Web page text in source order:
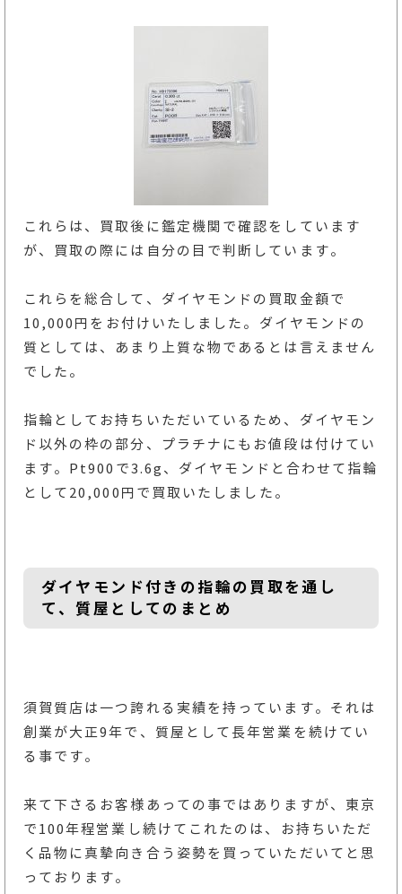
これらは、買取後に鑑定機関で確認をしています
が、買取の際には自分の目で判断しています。
これらを総合して、ダイヤモンドの買取金額で
10,000円をお付けいたしました。ダイヤモンドの
質としては、あまり上質な物であるとは言えません
でした。
指輪としてお持ちいただいているため、ダイヤモン
ド以外の枠の部分、プラチナにもお値段は付けてい
ます。Pt900で3.6g、ダイヤモンドと合わせて指輪
として20,000円で買取いたしました。
ダイヤモンド付きの指輪の買取を通し
て、質屋としてのまとめ
須賀質店は一つ誇れる実績を持っています。それは
創業が大正9年で、質屋として長年営業を続けてい
る事です。
来て下さるお客様あっての事ではありますが、東京
で100年程営業し続けてこれたのは、お持ちいただ
く品物に真摯向き合う姿勢を買っていただいてと思
っております。